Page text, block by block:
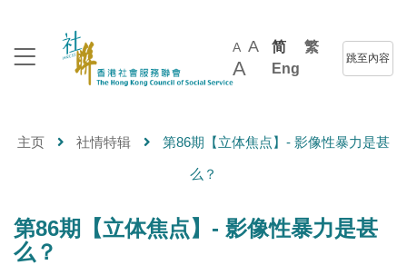
A A
A
简
繁
Eng
跳至內容
主页 社情特辑 第86期【立体焦点】- 影像性暴力是甚
么？
第86期【立体焦点】- 影像性暴力是甚
么？